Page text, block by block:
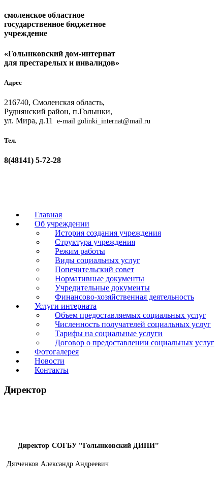
смоленское областное
государственное бюджетное
учреждение
«Голынковский дом-интернат
для престарелых и инвалидов»
Адрес
216740, Смоленская область,
Руднянский район, п.Голынки,
ул. Мира, д.11 e-mail golinki_internat@mail.ru
Тел.
8(48141) 5-72-28
Главная
Об учреждении
История создания учреждения
Структура учреждения
Режим работы
Виды социальных услуг
Попечительский совет
Нормативные документы
Учредительные документы
Финансово-хозяйственная деятельность
Услуги интерната
Объем предоставляемых социальных услуг
Численность получателей социальных услуг
Тарифы на социальные услуги
Договор о предоставлении социальных услуг
Фотогалерея
Новости
Контакты
Директор
Директор СОГБУ "Голынковский ДИПИ"
Дятченков Александр Андреевич